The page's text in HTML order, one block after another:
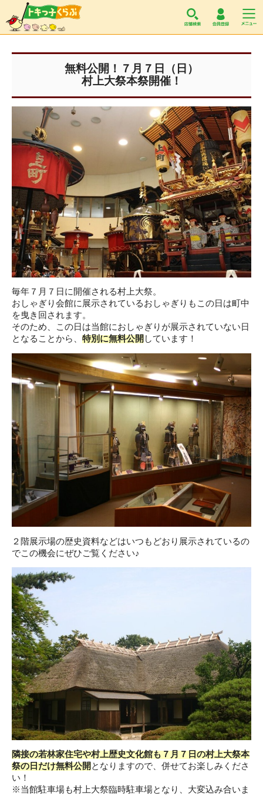
無料公開！７月７日（日）
村上大祭本祭開催！
毎年７月７日に開催される村上大祭。
おしゃぎり会館に展示されているおしゃぎりもこの日は町中
を曳き回されます。
そのため、この日は当館におしゃぎりが展示されていない日
となることから、 特別に無料公開 しています！
２階展示場の歴史資料などはいつもどおり展示されているの
でこの機会にぜひご覧ください♪
隣接の若林家住宅や村上歴史文化館も７月７日の村上大祭本
祭の日だけ無料公開 となりますので、併せてお楽しみくださ
い！
※当館駐車場も村上大祭臨時駐車場となり、大変込み合いま